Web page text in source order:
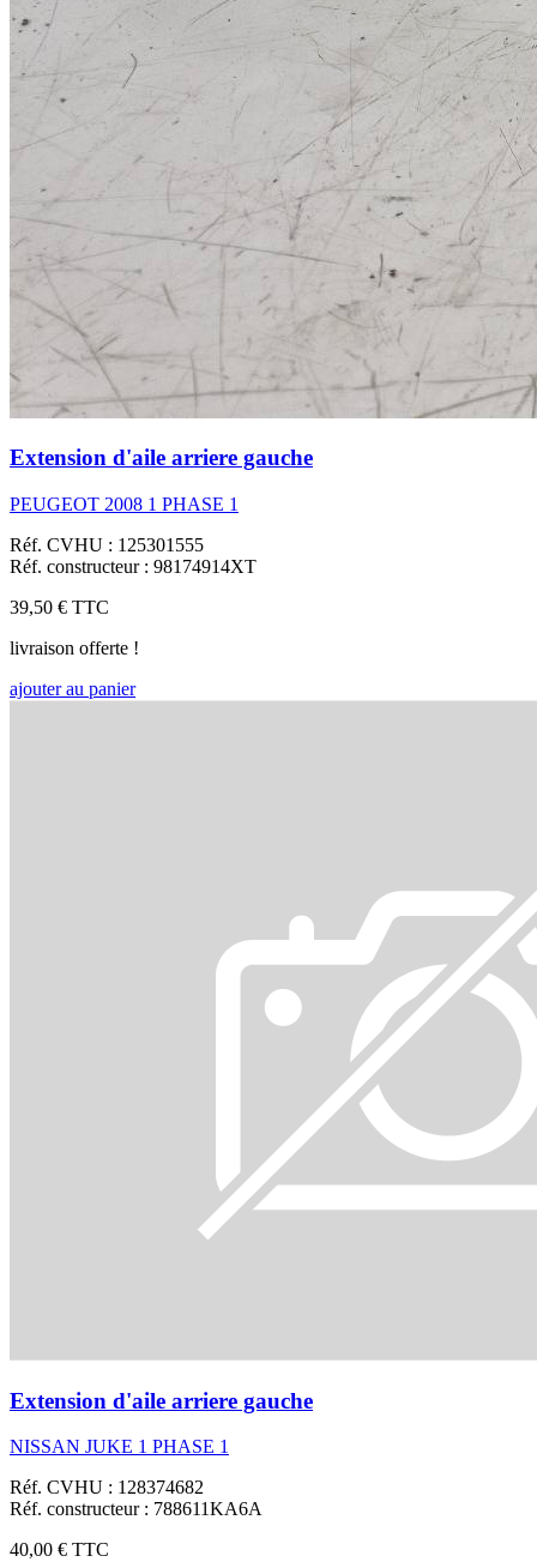
Extension d'aile arriere gauche
PEUGEOT 2008 1 PHASE 1
Réf. CVHU : 125301555
Réf. constructeur : 98174914XT
39,50 € TTC
livraison offerte !
ajouter au panier
Extension d'aile arriere gauche
NISSAN JUKE 1 PHASE 1
Réf. CVHU : 128374682
Réf. constructeur : 788611KA6A
40,00 € TTC